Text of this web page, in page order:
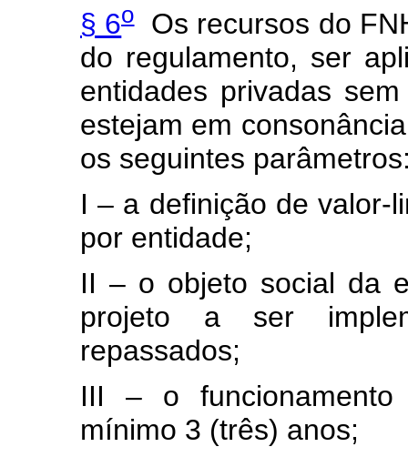
§ 6oOs recursos do
do regulamento, ser
entidades privadas
estejam em
os seguintes
I – a definição de valor-
por entidade;
II – o objeto social da
projeto a ser
repassados;
III – o
mínimo 3 (três) anos;